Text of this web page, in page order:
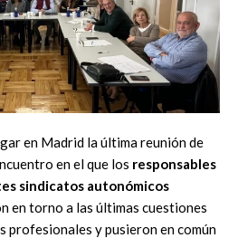
en Madrid la última reunión de
en el que los responsables
sindicatos autonómicos
en torno a las últimas cuestiones
profesionales y pusieron en común